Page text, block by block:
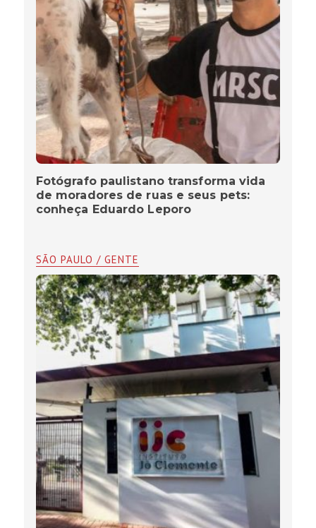
Fotógrafo paulistano transforma vida
de moradores de ruas e seus pets:
conheça Eduardo Leporo
SÃO PAULO / GENTE